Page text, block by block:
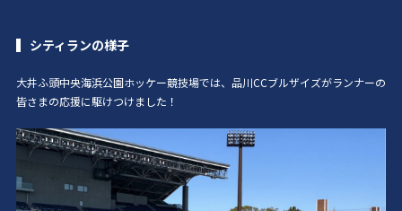
シティランの様子
大井ふ頭中央海浜公園ホッケー競技場では、品川CCブルザイズがランナーの
皆さまの応援に駆けつけました！